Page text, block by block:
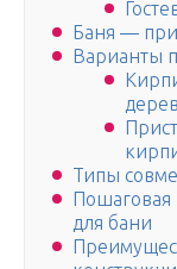
Баня —
Варианты
Типы
Пошаговая
для бани